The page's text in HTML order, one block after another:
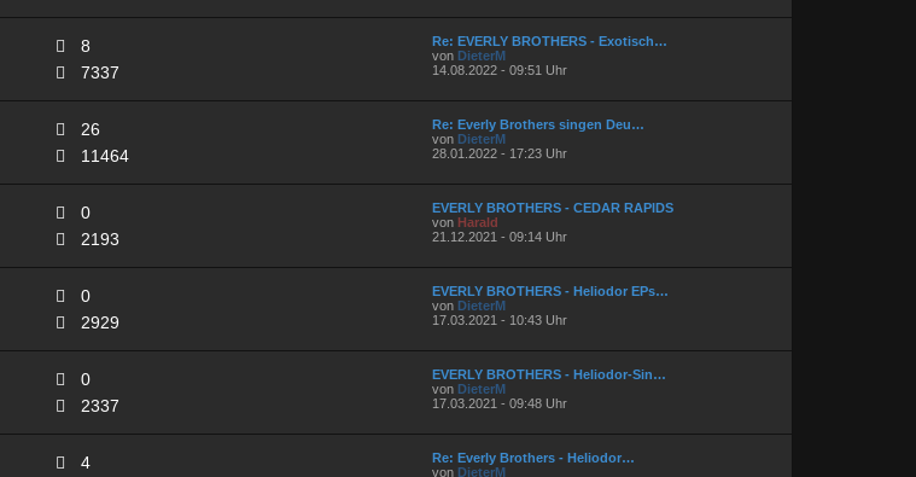
8
7337
Re: EVERLY BROTHERS - Exotisch…
von DieterM
14.08.2022 - 09:51 Uhr
26
11464
Re: Everly Brothers singen Deu…
von DieterM
28.01.2022 - 17:23 Uhr
0
2193
EVERLY BROTHERS - CEDAR RAPIDS
von Harald
21.12.2021 - 09:14 Uhr
0
2929
EVERLY BROTHERS - Heliodor EPs…
von DieterM
17.03.2021 - 10:43 Uhr
0
2337
EVERLY BROTHERS - Heliodor-Sin…
von DieterM
17.03.2021 - 09:48 Uhr
4
Re: Everly Brothers - Heliodor…
von DieterM